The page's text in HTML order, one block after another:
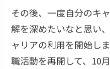
その後、一度自分のキ
解を深めたいなと思い
ャリアの利用を開始し
職活動を再開して、10